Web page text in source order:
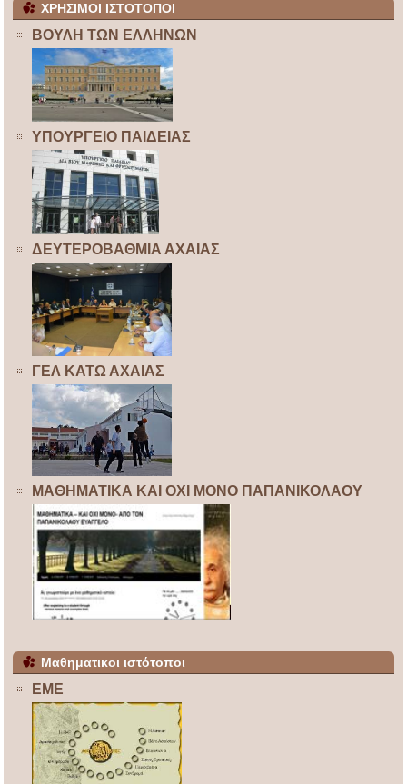
ΧΡΗΣΙΜΟΙ ΙΣΤΟΤΟΠΟΙ
ΒΟΥΛΗ ΤΩΝ ΕΛΛΗΝΩΝ
ΥΠΟΥΡΓΕΙΟ ΠΑΙΔΕΙΑΣ
ΔΕΥΤΕΡΟΒΑΘΜΙΑ ΑΧΑΙΑΣ
ΓΕΛ ΚΑΤΩ ΑΧΑΙΑΣ
ΜΑΘΗΜΑΤΙΚΑ ΚΑΙ ΟΧΙ ΜΟΝΟ ΠΑΠΑΝΙΚΟΛΑΟΥ
Μαθηματικοι ιστότοποι
ΕΜΕ